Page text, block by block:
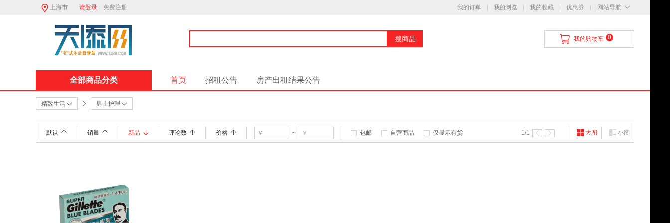
上海市 请登录 免费注册 我的订单 我的浏览 我的收藏 优惠券 网站导航
搜商品 我的购物车 0
全部商品分类 首页 招租公告 房产出租结果公告
精致生活 男士护理
默认 销量 新品 评论数 价格 ~ 包邮 自营商品 仅显示有货 1/1 大图 小图